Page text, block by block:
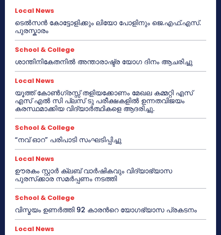
Local News
ടെൽസൻ കോട്ടോളിക്കും ലിയോ പോളിനും ജെ.എഫ്.എസ്.
പുരസ്കാരം
School & College
ശാന്തിനികേതനിൽ അന്താരാഷ്ട്ര യോഗ ദിനം ആചരിച്ചു
Local News
യൂത്ത് കോൺഗ്രസ്സ് തളിയക്കോണം മേഖല കമ്മറ്റി എസ്
എസ് എൽ സി പ്ലസ് ടു പരീക്ഷകളിൽ ഉന്നതവിജയം
കരസ്ഥമാക്കിയ വിദ്യാർത്ഥികളെ ആദരിച്ചു.
School & College
“നവ് ഓറ” പരിപാടി സംഘടിപ്പിച്ചു
Local News
ഊരകം സ്റ്റാർ ക്ലബ് വാർഷികവും വിദ്യാഭ്യാസ
പുരസ്‌ക്കാര സമർപ്പണം നടത്തി
School & College
വിസ്മയം ഉണർത്തി 92 കാരൻറെ യോഗഭ്യാസ പ്രകടനം
Local News